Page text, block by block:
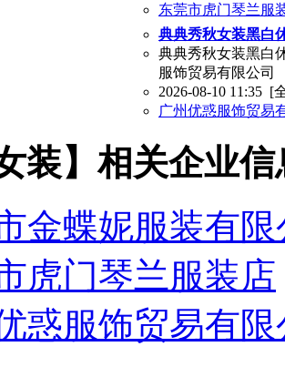
东莞市虎门琴兰服
典典秀秋女装黑白
典典秀秋女装黑白
服饰贸易有限公司
2026-08-10 11:35 [
广州优惑服饰贸易
装】相关企业信
金蝶妮服装有
虎门琴兰服装店
惑服饰贸易有